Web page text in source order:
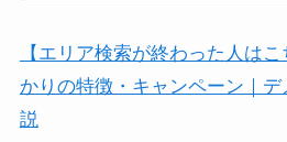
【エリア検索が終わった人は
かりの特徴・キャンペーン｜
説